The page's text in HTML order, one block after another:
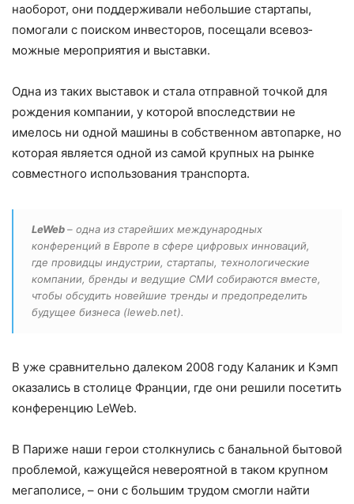
наоборот, они под­держивали небольшие стартапы,
помогали с поиском инвесторов, посещали всевоз­
можные мероприятия и выставки.
Одна из таких выставок и стала от­правной точкой для
рождения компании, у которой впоследствии не
имелось ни одной машины в собственном автопарке, но
которая является одной из самой круп­ных на рынке
совместного использования транспорта.
LeWeb– одна из старейших международных
конференций в Европе в сфере цифровых инноваций,
где провидцы инду­стрии, стартапы, технологические
компании, брен­ды и ведущие СМИ собираются вместе,
чтобы обсудить новей­шие тренды и предопределить
будущее бизне­са (leweb.net).
В уже сравнительно далеком 2008 году Каланик и Кэмп
оказались в столице Франции, где они решили посетить
конфе­ренцию LeWeb.
В Париже наши герои столкнулись с банальной бытовой
проблемой, кажущей­ся невероятной в таком крупном
мега­полисе, – они с большим трудом смогли найти